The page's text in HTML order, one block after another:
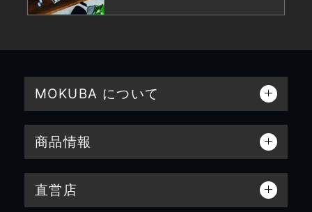
MOKUBA について
商品情報
直営店